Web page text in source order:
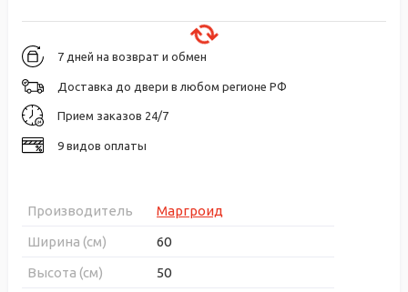
7 дней на возврат и обмен
Доставка до двери в любом регионе РФ
Прием заказов 24/7
9 видов оплаты
Производитель
Маргроид
Ширина (см)
60
Высота (см)
50